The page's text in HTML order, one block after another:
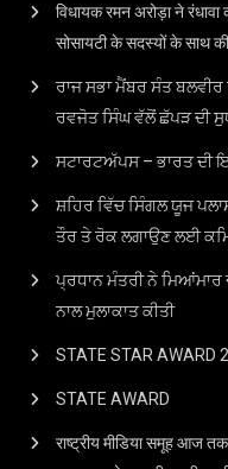
विधायक रमन अरोड़ा ने
सोसायटी के सदस्यों के साथ की
ਰਾਜ ਸਭਾ ਮੈਂਬਰ ਸੰਤ ਬਲਵੀਰ
ਰਵਜੋਤ ਸਿੰਘ ਵੱਲੋਂ ਛੱਪੜ ਦੀ
ਸਟਾਰਟਅੱਪਸ – ਭਾਰਤ ਦੀ
ਸ਼ਹਿਰ ਵਿੱਚ ਸਿੰਗਲ ਯੂਜ
ਤੌਰ ਤੇ ਰੋਕ ਲਗਾਉਣ ਲਈ
ਪ੍ਰਧਾਨ ਮੰਤਰੀ ਨੇ
ਨਾਲ ਮੁਲਾਕਾਤ ਕੀਤੀ
STATE STAR AWARD
STATE AWARD
राष्ट्रीय मीडिया समूह आज